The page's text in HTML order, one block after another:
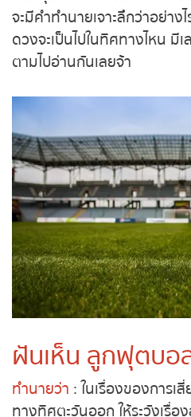
ถ่ายทอดสดหวยลาว ซุปเปอร์
ถ่ายทอดสดหวยฮานอย
ถ่ายทอดสดหวยมาเลย์
ถ่ายทอดสดหวยญีปุ่น
ถ่ายทอดสดหวยไต้หวัน
ถ่ายทอดสดหวยกัมพูชา GD
หวยหุ้นไทย เย็น
ดังกล่าวจะมีคำทำนายเจาะลึก
ถึงอะไร ดวงจะเป็นไปในทิศทา
โชคอะไรบ้าง ตามไปอ่านกันเลย
ฝันเห็น ลูกฟุตบอ
: ในเรื่องของการเ
จากทางทิศตะวันออก ให้ระวัง